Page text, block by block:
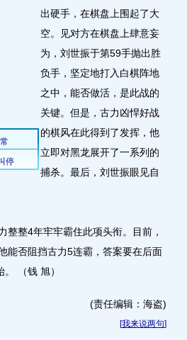
出硬手，在棋盘上围起了大
空。见对方在棋盘上肆意妄
为，刘世振于第59手抛出胜
负手，坚定地打入白棋阵地
之中，能否做活，是此战的
关键。但是，古力凶悍好战
的棋风在此得到了发挥，他
立即对黑龙展开了一系列的
捕杀。最后，刘世振眼见自
整整4年牢牢霸住此项头衔。目前，
能否阻挡古力5连霸，答案要在后面
（钱 旭）
(责任编辑：海盗)
[我来说两句]